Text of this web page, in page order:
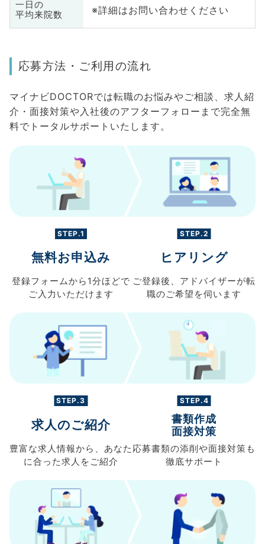
一日の
平均来院数
※詳細はお問い合わせください
応募方法・ご利用の流れ
マイナビDOCTORでは転職のお悩みやご相談、求人紹
介・面接対策や入社後のアフターフォローまで完全無
料でトータルサポートいたします。
STEP.1
無料お申込み
登録フォームから 1分ほどで
ご入力 いただけます
STEP.2
ヒアリング
ご登録後、 アドバイザーが転
職のご希望を伺います
STEP.3
求人のご紹介
豊富な求人情報から、 あなた
に合った求人を ご紹介
STEP.4
書類作成
面接対策
応募書類の添削や面接対策も
徹底サポート